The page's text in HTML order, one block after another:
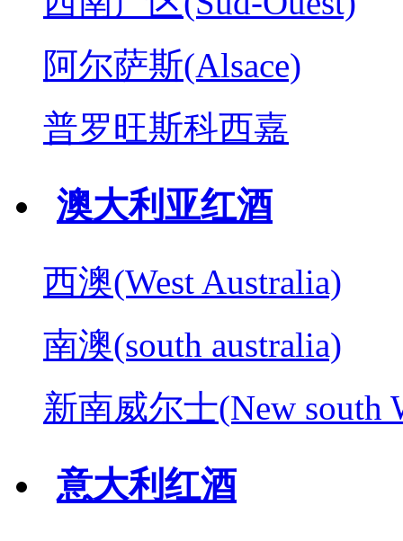
阿尔萨斯(Alsace)
普罗旺斯科西嘉
澳大利亚红酒
西澳(West Australia)
南澳(south australia)
新南威尔士(New south
意大利红酒